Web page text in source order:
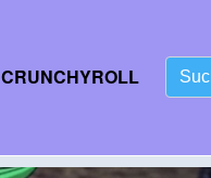
CRUNCHYROLL